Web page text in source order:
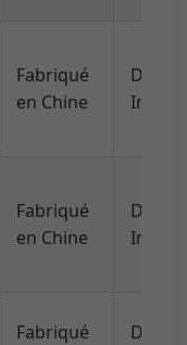
Fabriqué
en Chine
DHL/
Fabriqué
en Chine
DHL/
Fabriqué
DHL/